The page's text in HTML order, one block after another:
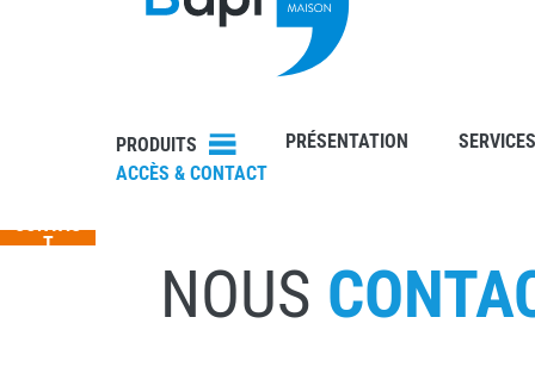
PRODUITS PRÉSENTATION
SERVICES
ACCÈS & CONTACT
NOUS
T